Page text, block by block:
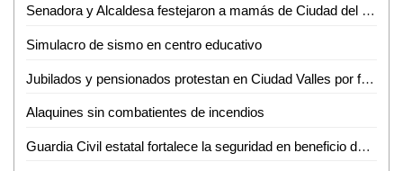
Senadora y Alcaldesa festejaron a mamás de Ciudad del Maíz
Simulacro de sismo en centro educativo
Jubilados y pensionados protestan en Ciudad Valles por falta de pagos y adeudos del 2024
Alaquines sin combatientes de incendios
Guardia Civil estatal fortalece la seguridad en beneficio de las y los potosinos